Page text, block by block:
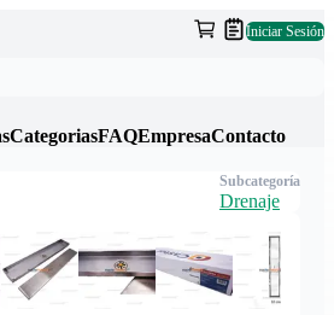
Iniciar Sesión
CategoriasFAQEmpresaContacto
Subcategoría
Drenaje